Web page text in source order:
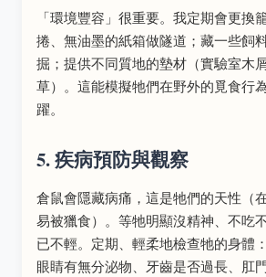
「環境豐容」很重要。我定期會更換
捲、無油墨的紙箱做隧道；藏一些飼
掘；提供不同質地的墊材（實驗室木
草）。這能模擬牠們在野外的覓食行
躍。
5. 疾病預防與觀察
倉鼠會隱藏病痛，這是牠們的天性（
易被獵食）。等牠明顯沒精神、不吃
已不輕。定期、輕柔地檢查牠的身體
眼睛有無分泌物、牙齒是否過長、肛